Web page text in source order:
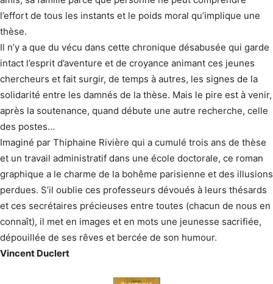
l’effort de tous les instants et le poids moral qu’implique une
thèse.
Il n’y a que du vécu dans cette chronique désabusée qui garde
intact l’esprit d’aventure et de croyance animant ces jeunes
chercheurs et fait surgir, de temps à autres, les signes de la
solidarité entre les damnés de la thèse. Mais le pire est à venir,
après la soutenance, quand débute une autre recherche, celle
des postes…
Imaginé par Thiphaine Rivière qui a cumulé trois ans de thèse
et un travail administratif dans une école doctorale, ce roman
graphique a le charme de la bohême parisienne et des illusions
perdues. S’il oublie ces professeurs dévoués à leurs thésards
et ces secrétaires précieuses entre toutes (chacun de nous en
connaît), il met en images et en mots une jeunesse sacrifiée,
dépouillée de ses rêves et bercée de son humour.
Vincent Duclert